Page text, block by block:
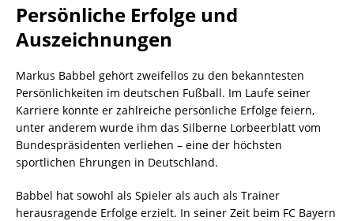
Persönliche Erfolge und
Auszeichnungen
Markus Babbel gehört zweifellos zu den bekanntesten
Persönlichkeiten im deutschen Fußball. Im Laufe seiner
Karriere konnte er zahlreiche persönliche Erfolge feiern,
unter anderem wurde ihm das Silberne Lorbeerblatt vom
Bundespräsidenten verliehen – eine der höchsten
sportlichen Ehrungen in Deutschland.
Babbel hat sowohl als Spieler als auch als Trainer
herausragende Erfolge erzielt. In seiner Zeit beim FC Bayern